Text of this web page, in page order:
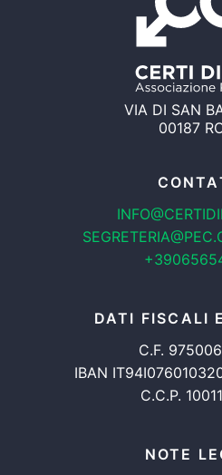
VIA DI SAN
00187
DATI FISCALI
C.F.
IBAN
C.C.P.
NOTE